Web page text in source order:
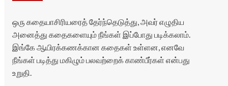
ஒரு கதையாசிரியரைத் தேர்ந்தெடுத்து, அவர் எழுதிய
அனைத்து கதைகளையும் நீங்கள் இப்போது படிக்கலாம்.
இங்கே ஆயிரக்கணக்கான கதைகள் உள்ளன, எனவே
நீங்கள் படித்து மகிழும் பலவற்றைக் காண்பீர்கள் என்பது
உறுதி.